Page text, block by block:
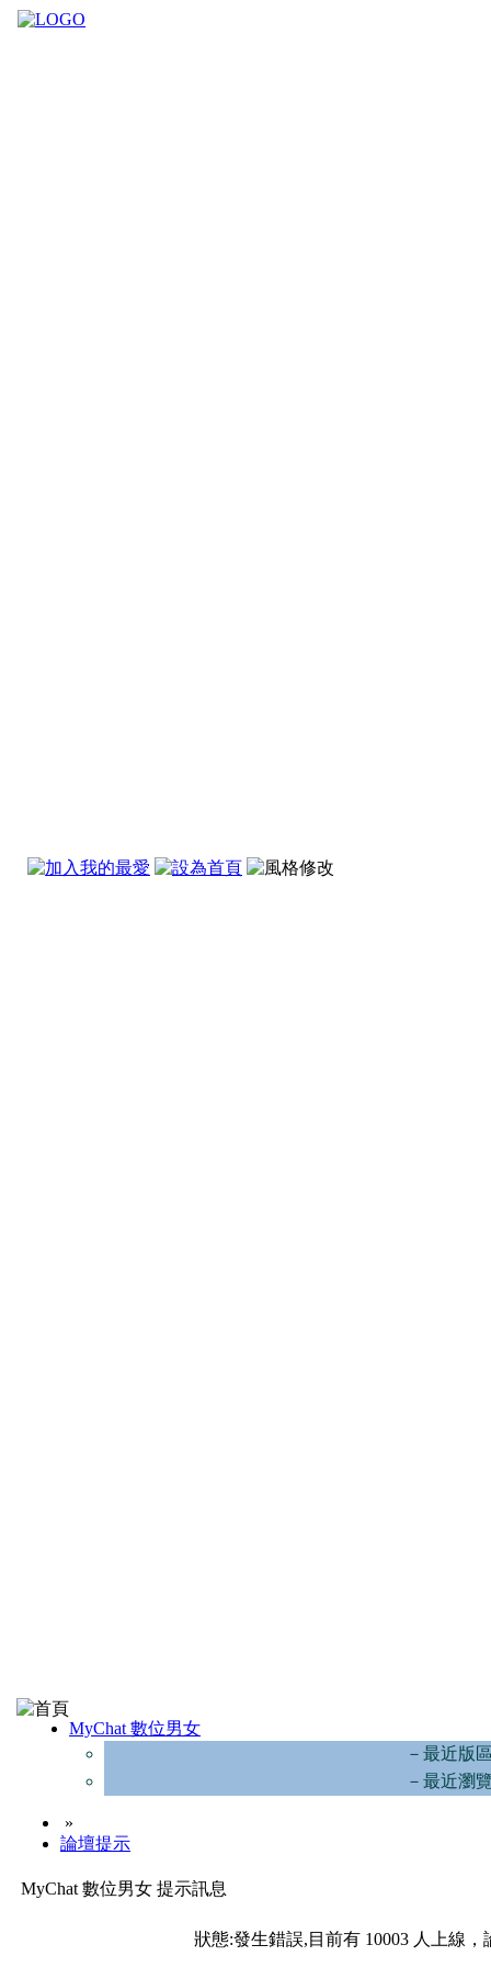
MyChat 數位男女
－最近版
－最近瀏
»
論壇提示
MyChat 數位男女 提示訊息
狀態:發生錯誤,目前有 10003 人上線